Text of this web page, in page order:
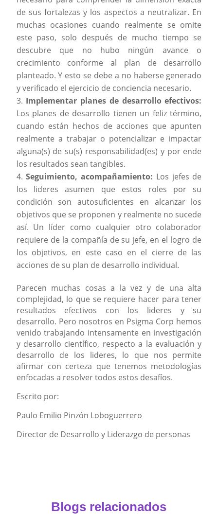
de sus fortalezas y los aspectos a neutralizar. En
muchas ocasiones cuando realmente se omite
este paso, solo después de mucho tiempo se
descubre que no hubo ningún avance o
crecimiento conforme al plan de desarrollo
planteado. Y esto se debe a no haberse generado
y verificado el ejercicio de conciencia necesario.
Implementar planes de desarrollo efectivos:
Los planes de desarrollo tienen un feliz término,
cuando están hechos de acciones que apunten
realmente a trabajar o potencializar e impactar
alguna(s) de su(s) responsabilidad(es) y por ende
los resultados sean tangibles.
Seguimiento, acompañamiento: Los jefes de
los lideres asumen que estos roles por su
condición son autosuficientes en alcanzar los
objetivos que se proponen y realmente no sucede
así. Un líder como cualquier otro colaborador
requiere de la compañía de su jefe, en el logro de
los objetivos, en este caso en el cierre de las
acciones de su plan de desarrollo individual.
Parecen muchas cosas a la vez y de una alta
complejidad, lo que se requiere hacer para tener
resultados efectivos con los lideres y su
desarrollo. Pero nosotros en Psigma Corp hemos
venido trabajando intensamente en investigación
y desarrollo científico, respecto a la evaluación y
desarrollo de los lideres, lo que nos permite
afirmar con certeza que tenemos metodologías
enfocadas a resolver todos estos desafíos.
Escrito por:
Paulo Emilio Pinzón Loboguerrero
Director de Desarrollo y Liderazgo de personas
Blogs relacionados